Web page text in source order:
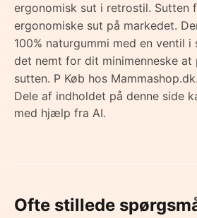
ergonomisk sut i retrostil. Sutten
ergonomiske sut på markedet.
100% naturgummi med en ventil
det nemt for dit minimenneske at
sutten. P Køb hos Mammashop.dk.
Dele af indholdet på denne side
med hjælp fra AI.
Ofte stillede